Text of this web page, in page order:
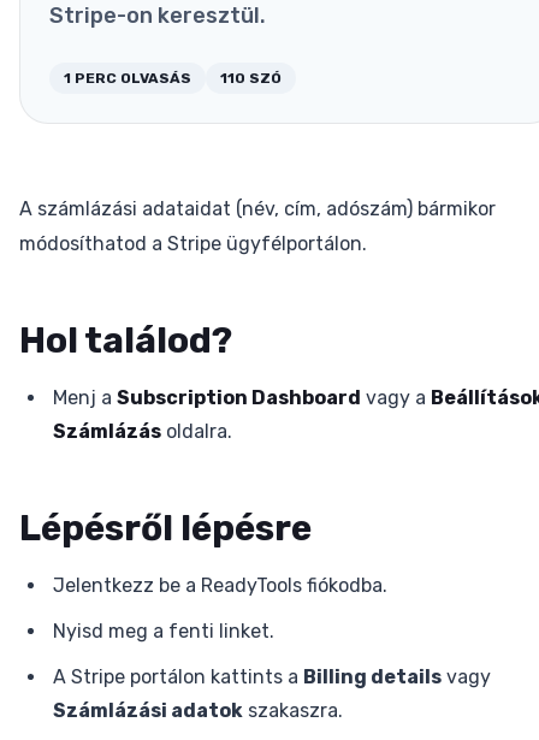
Stripe-on keresztül.
1 PERC OLVASÁS 110 SZÓ
A számlázási adataidat (név, cím, adószám) bármikor
módosíthatod a Stripe ügyfélportálon.
Hol találod?
Menj a Subscription Dashboard vagy a
Számlázás oldalra.
Lépésről lépésre
Jelentkezz be a ReadyTools fiókodba.
Nyisd meg a fenti linket.
A Stripe portálon kattints a Billing details vagy
Számlázási adatok szakaszra.